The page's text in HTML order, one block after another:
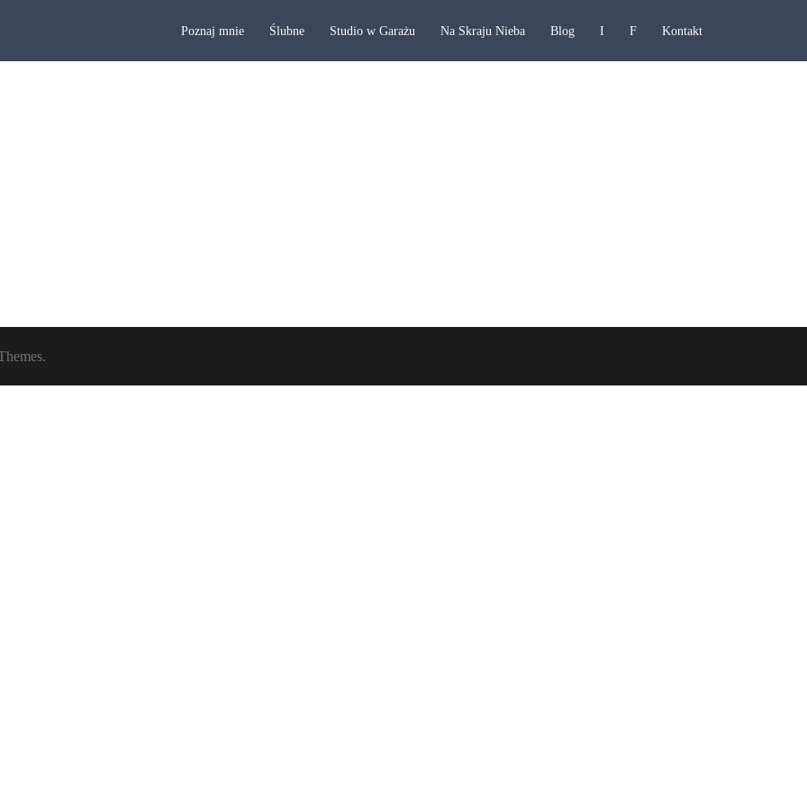
Poznaj mnie Ślubne Studio w Garażu Na Skraju Nieba Blog I F Kontakt